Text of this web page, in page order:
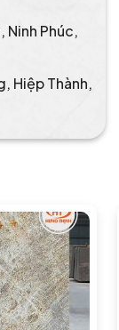
Ninh Phúc,
Hiệp Thành,